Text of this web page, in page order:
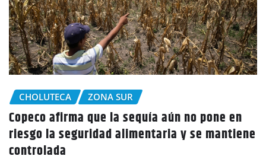
en
CHOLUTECA
Policía Nacional desaloja a
tierras en El Tulito, Choluteca